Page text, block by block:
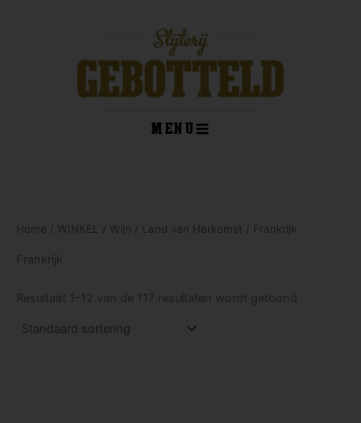
MENU
Home / WINKEL / Wijn / Land van Herkomst / Frankrijk
Frankrijk
Resultaat 1–12 van de 117 resultaten wordt getoond